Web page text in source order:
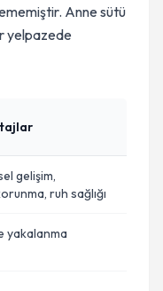
Anne sütü
yelpazede
gelişim,
ruh sağlığı
yakalanma